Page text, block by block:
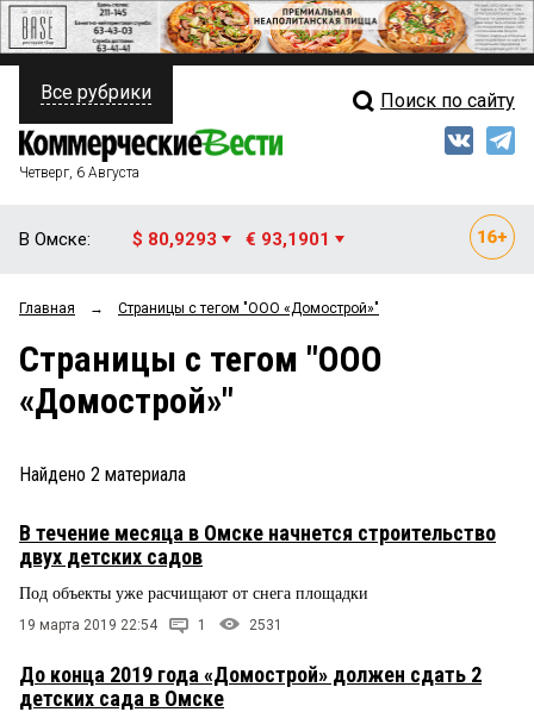
ПОЛИТИКА
ФИНАНСЫ
ОБЩЕСТВО
ЗАКОН
НОВОСТИ КОМПАНИЙ
ПРОИСШЕСТВИЯ
СТИЛЬ ЖИЗНИ
Свежий выпуск
Мнения
Рейтинги
Все рубрики Поиск по сайту
Четверг, 6 Августа
В Омске: $ 80,9293 € 93,1901
Главная → Страницы c тегом "ООО «Домострой»"
Страницы c тегом "ООО
«Домострой»"
Найдено 2 материала
В течение месяца в Омске начнется строительство
двух детских садов
Под объекты уже расчищают от снега площадки
19 марта 2019 22:54 1 2531
До конца 2019 года «Домострой» должен сдать 2
детских сада в Омске